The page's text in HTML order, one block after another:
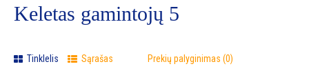
Keletas gamintojų 5
Tinklelis Sąrašas Prekių palyginimas (0)